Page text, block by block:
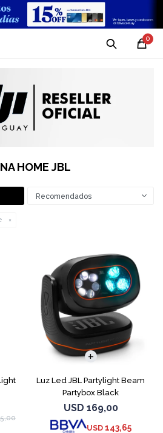
0
HOME JBL
Recomendados
Luz Led JBL Partylight Beam
Partybox Black
USD 169,00
USD 143,65